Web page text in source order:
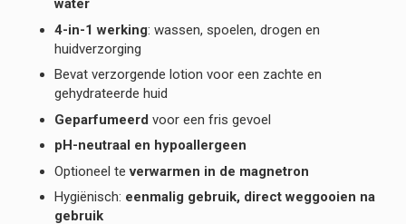
water
4-in-1 werking: wassen, spoelen, drogen en
huidverzorging
Bevat verzorgende lotion voor een zachte en
gehydrateerde huid
Geparfumeerd voor een fris gevoel
pH-neutraal en hypoallergeen
Optioneel teverwarmen in de magnetron
Hygiënisch: eenmalig gebruik, direct weggooien na
gebruik